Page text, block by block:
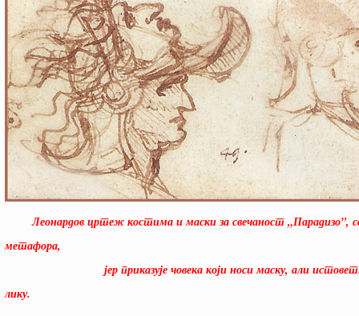
Леонардов цртеж костима и маски за свечаност „Парадизо”,
метафора,
јер приказује човека који носи маску, али
лику.